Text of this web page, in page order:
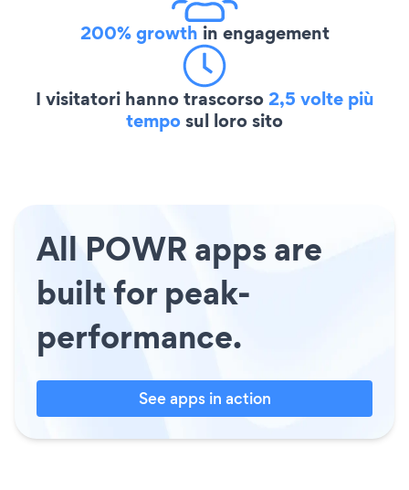
200% growth in engagement
I visitatori hanno trascorso2,5 volte più
temposul loro sito
All POWR apps are
built for peak-
performance.
See apps in action